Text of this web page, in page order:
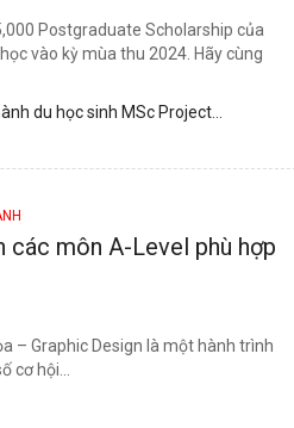
Postgraduate Scholarship của
vào kỳ mùa thu 2024. Hãy cùng
du học sinh MSc Project
các môn A-Level phù hợp
– Graphic Design là một hành trình
cơ hội...